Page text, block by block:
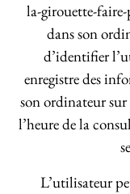
la-girouette-
dans son
d’identifier
enregistre des
son ordinateur sur
l’heure de la
L’utilisateur